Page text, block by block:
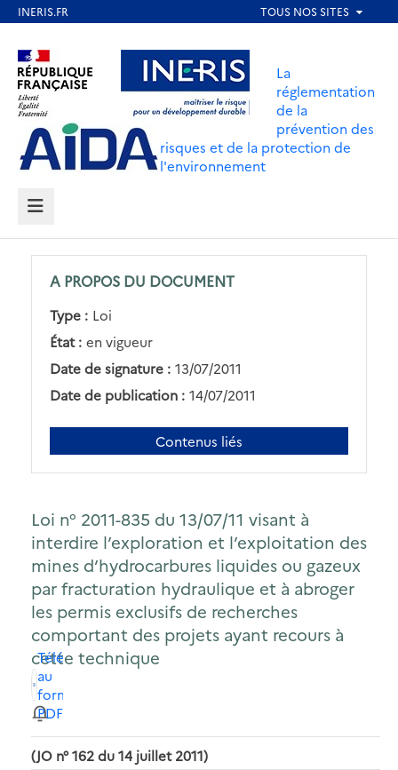
contenu
principal
Aller au contenu Aller au menu
Aller au pied de page
La
réglementation
de la
prévention des
risques et de la protection de
l'environnement
MENU
A PROPOS DU DOCUMENT
Type : Loi
État : en vigueur
Date de signature : 13/07/2011
Date de publication : 14/07/2011
Contenus liés
Loi n° 2011-835 du 13/07/11 visant à
interdire l’exploration et l’exploitation des
mines d’hydrocarbures liquides ou gazeux
par fracturation hydraulique et à abroger
les permis exclusifs de recherches
comportant des projets ayant recours à
cette technique
Télécharger
au
format
PDF
(JO n° 162 du 14 juillet 2011)